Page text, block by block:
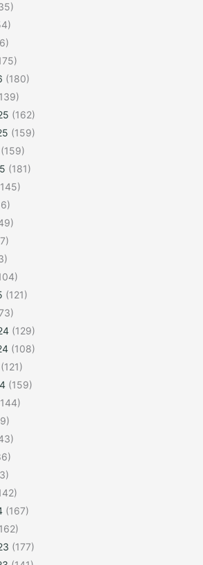
(180)
(162)
(159)
(159)
(181)
(121)
(129)
(108)
(121)
(159)
(167)
(177)